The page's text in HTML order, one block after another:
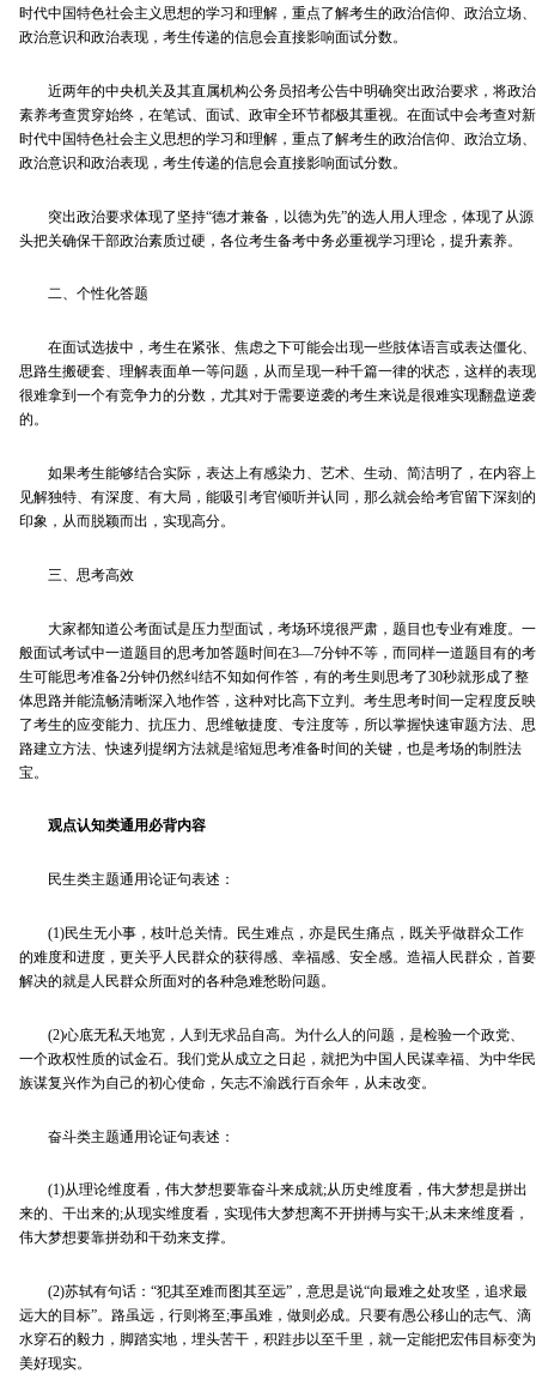
时代中国特色社会主义思想的学习和理解，重点了解考生的政治信仰、政治立场、
政治意识和政治表现，考生传递的信息会直接影响面试分数。
近两年的中央机关及其直属机构公务员招考公告中明确突出政治要求，将政治
素养考查贯穿始终，在笔试、面试、政审全环节都极其重视。在面试中会考查对新
时代中国特色社会主义思想的学习和理解，重点了解考生的政治信仰、政治立场、
政治意识和政治表现，考生传递的信息会直接影响面试分数。
突出政治要求体现了坚持“德才兼备，以德为先”的选人用人理念，体现了从源
头把关确保干部政治素质过硬，各位考生备考中务必重视学习理论，提升素养。
二、个性化答题
在面试选拔中，考生在紧张、焦虑之下可能会出现一些肢体语言或表达僵化、
思路生搬硬套、理解表面单一等问题，从而呈现一种千篇一律的状态，这样的表现
很难拿到一个有竞争力的分数，尤其对于需要逆袭的考生来说是很难实现翻盘逆袭
的。
如果考生能够结合实际，表达上有感染力、艺术、生动、简洁明了，在内容上
见解独特、有深度、有大局，能吸引考官倾听并认同，那么就会给考官留下深刻的
印象，从而脱颖而出，实现高分。
三、思考高效
大家都知道公考面试是压力型面试，考场环境很严肃，题目也专业有难度。一
般面试考试中一道题目的思考加答题时间在3—7分钟不等，而同样一道题目有的考
生可能思考准备2分钟仍然纠结不知如何作答，有的考生则思考了30秒就形成了整
体思路并能流畅清晰深入地作答，这种对比高下立判。考生思考时间一定程度反映
了考生的应变能力、抗压力、思维敏捷度、专注度等，所以掌握快速审题方法、思
路建立方法、快速列提纲方法就是缩短思考准备时间的关键，也是考场的制胜法
宝。
观点认知类通用必背内容
民生类主题通用论证句表述：
(1)民生无小事，枝叶总关情。民生难点，亦是民生痛点，既关乎做群众工作
的难度和进度，更关乎人民群众的获得感、幸福感、安全感。造福人民群众，首要
解决的就是人民群众所面对的各种急难愁盼问题。
(2)心底无私天地宽，人到无求品自高。为什么人的问题，是检验一个政党、
一个政权性质的试金石。我们党从成立之日起，就把为中国人民谋幸福、为中华民
族谋复兴作为自己的初心使命，矢志不渝践行百余年，从未改变。
奋斗类主题通用论证句表述：
(1)从理论维度看，伟大梦想要靠奋斗来成就;从历史维度看，伟大梦想是拼出
来的、干出来的;从现实维度看，实现伟大梦想离不开拼搏与实干;从未来维度看，
伟大梦想要靠拼劲和干劲来支撑。
(2)苏轼有句话：“犯其至难而图其至远”，意思是说“向最难之处攻坚，追求最
远大的目标”。路虽远，行则将至;事虽难，做则必成。只要有愚公移山的志气、滴
水穿石的毅力，脚踏实地，埋头苦干，积跬步以至千里，就一定能把宏伟目标变为
美好现实。